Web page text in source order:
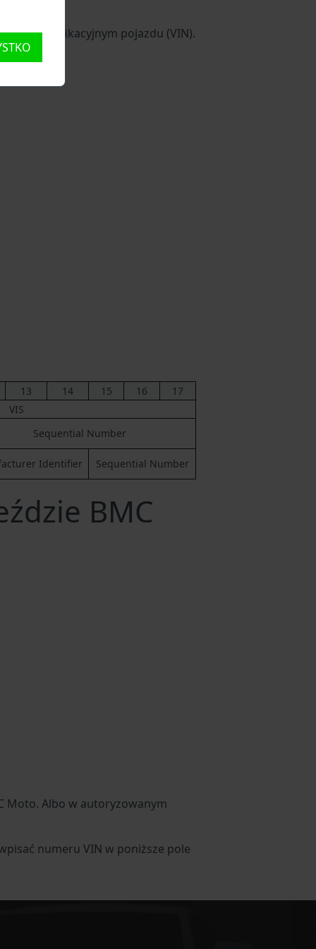
identyfikacyjnym pojazdu (VIN).
13 14 15 16
17
VIS
Sequential Number
Identifier Sequential Number
BMC
Moto. Albo w autoryzowanym
numeru VIN w poniższe pole